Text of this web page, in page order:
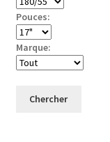
Pouces:
Marque:
Chercher